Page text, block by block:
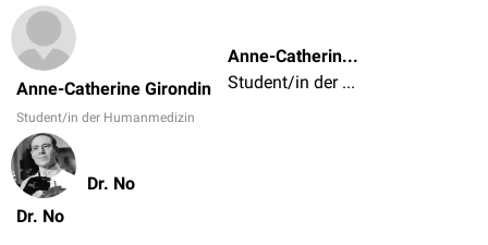
Anne-Catherine Girondin
Student/in der Humanmedizin
Anne-Catherine Girondin
Student/in der Humanmedizin
Dr. No
Dr. No